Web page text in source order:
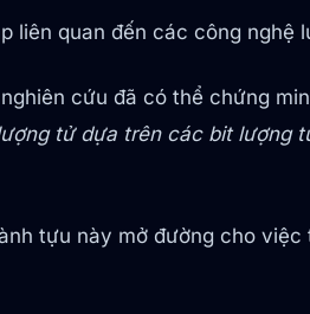
quan đến các công nghệ
cứu đã có thể chứng
tử dựa trên các bit lượng
tựu này mở đường cho